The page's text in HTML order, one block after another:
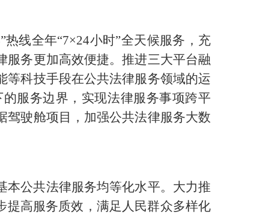
线全年“7×24小时”全天候服务，充
服务更加高效便捷。推进三大平台融
等科技手段在公共法律服务领域的运
服务边界，实现法律服务事项跨平
驾驶舱项目，加强公共法律服务大数
本公共法律服务均等化水平。大力推
提高服务质效，满足人民群众多样化